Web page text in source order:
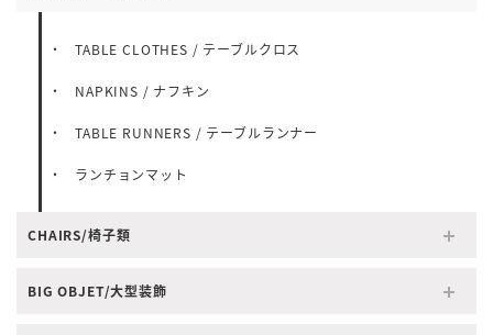
TABLE CLOTHES / テーブルクロス
NAPKINS / ナフキン
TABLE RUNNERS / テーブルランナー
ランチョンマット
CHAIRS/椅子類
BIG OBJET/大型装飾